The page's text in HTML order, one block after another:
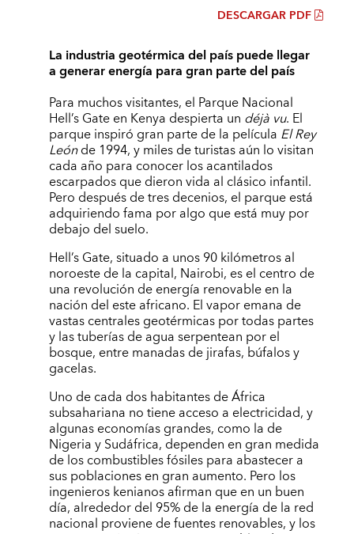
DESCARGAR PDF
La industria geotérmica del país puede llegar
a generar energía para gran parte del país
Para muchos visitantes, el Parque Nacional
Hell’s Gate en Kenya despierta un déjà vu. El
parque inspiró gran parte de la película El Rey
Leónde 1994, y miles de turistas aún lo visitan
cada año para conocer los acantilados
escarpados que dieron vida al clásico infantil.
Pero después de tres decenios, el parque está
adquiriendo fama por algo que está muy por
debajo del suelo.
Hell’s Gate, situado a unos 90 kilómetros al
noroeste de la capital, Nairobi, es el centro de
una revolución de energía renovable en la
nación del este africano. El vapor emana de
vastas centrales geotérmicas por todas partes
y las tuberías de agua serpentean por el
bosque, entre manadas de jirafas, búfalos y
gacelas.
Uno de cada dos habitantes de África
subsahariana no tiene acceso a electricidad, y
algunas economías grandes, como la de
Nigeria y Sudáfrica, dependen en gran medida
de los combustibles fósiles para abastecer a
sus poblaciones en gran aumento. Pero los
ingenieros kenianos afirman que en un buen
día, alrededor del 95% de la energía de la red
nacional proviene de fuentes renovables, y los